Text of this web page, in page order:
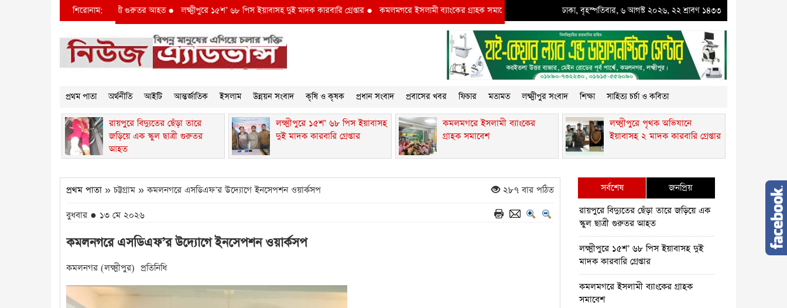
শিরোনাম:
ছেঁড়া তারে জড়িয়ে এক স্কুল ছাত্রী গুরুতর আহত●লক্ষ্মীপুরে ১৫শ’ ৬৮ পিস ইয়াবাসহ দুই মাদক কারবারি গ্রেপ্তার●কমলমগরে ইসলামী ব্যাংকের গ্রাহক সমাবেশ ‎● লক্ষ্মীপুরে পৃথক অভিযানে ইয়াবাসহ ২ মাদক কারবারি গ্রেপ্তার●কমলনগরে গাছ কেটে
ঢাকা, বৃহস্পতিবার, ৬ আগস্ট ২০২৬, ২২ শ্রাবণ ১৪৩৩
প্রথম পাতা অর্থনীতি আইটি আন্তর্জাতিক ইসলাম উন্নয়ন সংবাদ কৃষি ও কৃষক প্রধান সংবাদ প্রবাসের খবর ফিচার মতামত লক্ষ্মীপুর সংবাদ শিক্ষা সাহিত্য চর্চা ও কবিতা
রায়পুরে বিদ্যুতের ছেঁড়া তারে
জড়িয়ে এক স্কুল ছাত্রী গুরুতর
আহত
লক্ষ্মীপুরে ১৫শ’ ৬৮ পিস ইয়াবাসহ
দুই মাদক কারবারি গ্রেপ্তার
কমলমগরে ইসলামী ব্যাংকের
গ্রাহক সমাবেশ ‎
লক্ষ্মীপুরে পৃথক অভিযানে
ইয়াবাসহ ২ মাদক কারবারি গ্রেপ্তার
প্রথম পাতা » চট্টগ্রাম » কমলনগরে এসডিএফ’র উদ্যোগে ইনসেপশন ওয়ার্কসপ ২৮৭ বার পঠিত
বুধবার ● ১৩ মে ২০২৬
কমলনগরে এসডিএফ’র উদ্যোগে ইনসেপশন ওয়ার্কসপ
কমলনগর (লক্ষ্মীপুর) প্রতিনিধি
সর্বশেষ
জনপ্রিয়
রায়পুরে বিদ্যুতের ছেঁড়া তারে জড়িয়ে এক
স্কুল ছাত্রী গুরুতর আহত
লক্ষ্মীপুরে ১৫শ’ ৬৮ পিস ইয়াবাসহ দুই
মাদক কারবারি গ্রেপ্তার
কমলমগরে ইসলামী ব্যাংকের গ্রাহক
সমাবেশ ‎